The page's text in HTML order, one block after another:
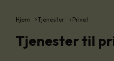
Hjem Tjenester Privat
Tjenester til